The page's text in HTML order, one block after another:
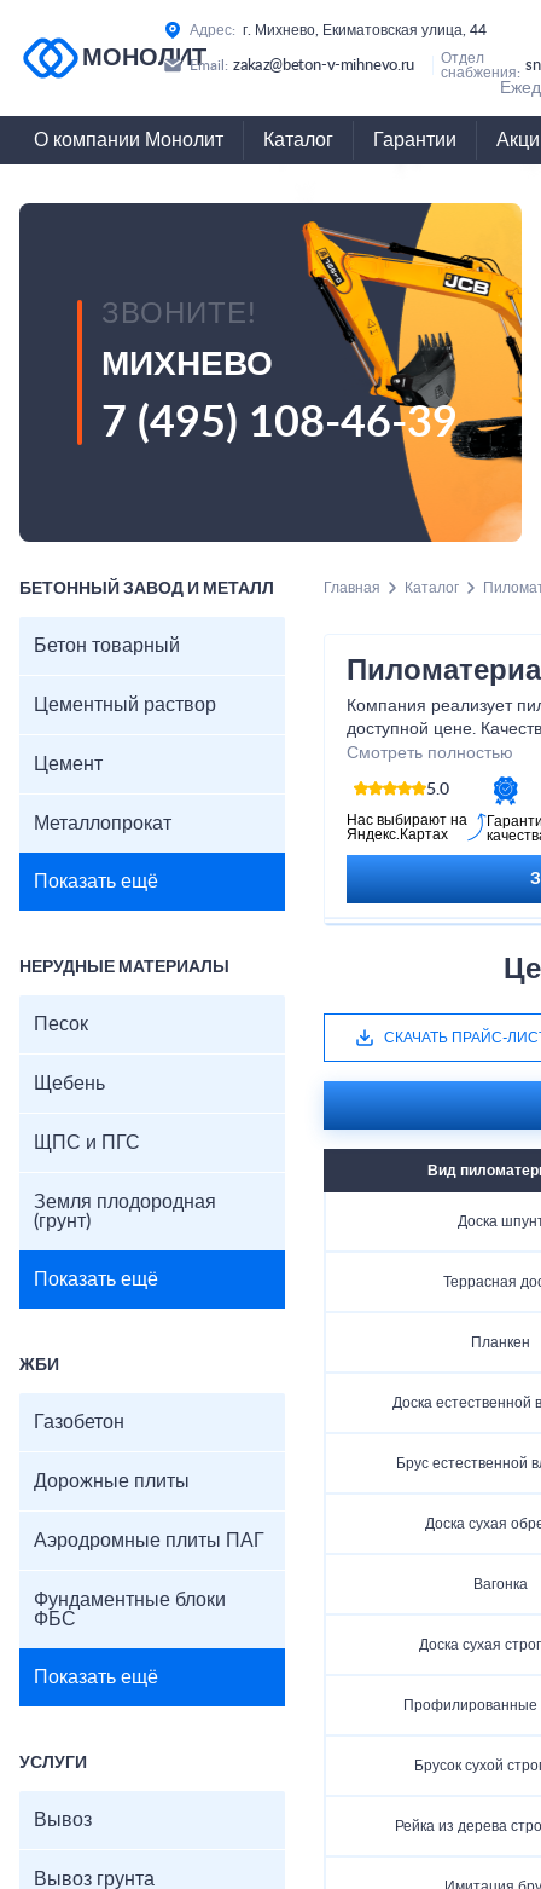
МОНОЛИТ
Адрес: г. Михнево, Екиматовская улица, 44
Email: zakaz@beton-v-mihnevo.ru
Отдел
снабжения:
О компании Монолит Каталог Гарантии
ЗВОНИТЕ!
МИХНЕВО
7 (495) 108-46-39
БЕТОННЫЙ ЗАВОД И МЕТАЛЛ
Бетон товарный
Цементный раствор
Цемент
Металлопрокат
Показать ещё
НЕРУДНЫЕ МАТЕРИАЛЫ
Песок
Щебень
ЩПС и ПГС
Земля плодородная
(грунт)
Показать ещё
ЖБИ
Газобетон
Дорожные плиты
Аэродромные плиты ПАГ
Фундаментные блоки
ФБС
Показать ещё
УСЛУГИ
Вывоз
Вывоз грунта
Главная Каталог
Компания реализует
доступной цене.
условия доставки,
Смотреть полностью
5.0
Нас выбирают на
Яндекс.Картах
СКАЧАТЬ ПРАЙС-
Вид
Доска
Террасная
Планкен
Доска естественной
Брус естественной
Доска сухая
Вагонка
Доска сухая
Профилированные
Брусок сухой
Рейка из дерева